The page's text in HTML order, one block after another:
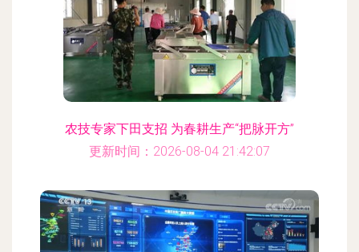
农技专家下田支招 为春耕生产“把脉开方”
更新时间：2026-08-04 21:42:07